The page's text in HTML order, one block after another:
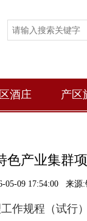
酒庄 产区
色产业集群
05-09 17:54:00 来
作规程（试行